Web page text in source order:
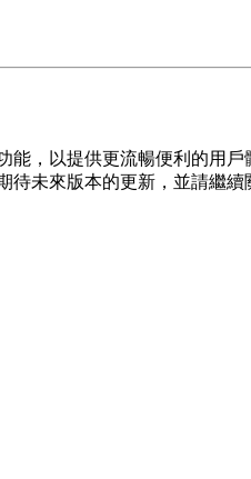
，以提供更流暢便利的用
未來版本的更新，並請繼續